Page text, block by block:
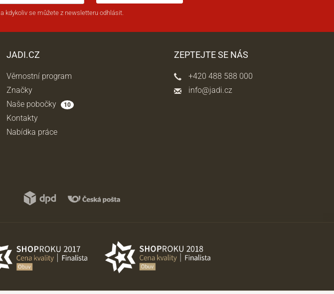
a kdykoliv se můžete z newsletteru odhlásit.
JADI.CZ
Věrnostní program
Značky
Naše pobočky
10
Kontakty
Nabídka práce
ZEPTEJTE SE NÁS
+420 488 588 000
info@jadi.cz